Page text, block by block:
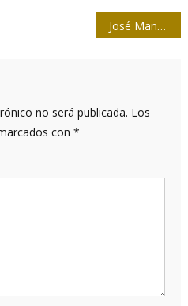
José Manuel Correa: “La ética es el timón que dirige la cámara”
no será publicada. Los
con *